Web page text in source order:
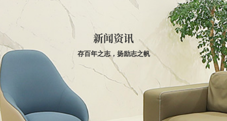
联系我们 新闻资讯
存百年之志，扬励志之帆